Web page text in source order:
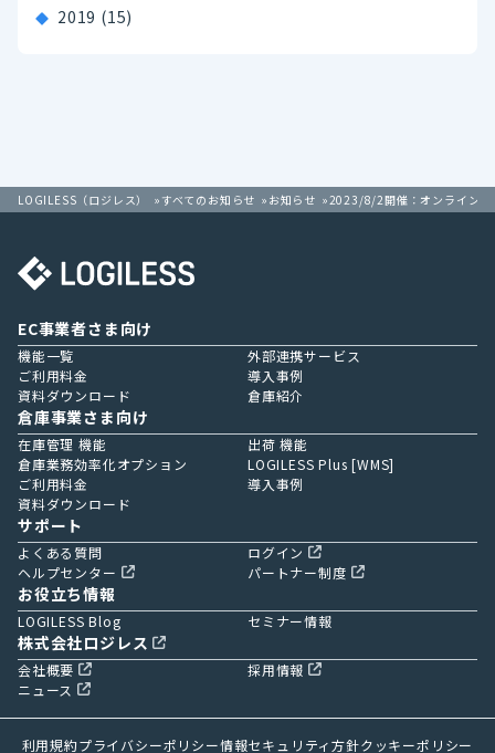
2019 (15)
LOGILESS（ロジレス） すべてのお知らせ お知らせ 2023/8/2開催：オンラインカ
EC事業者さま向け
機能一覧
外部連携サービス
ご利用料金
導入事例
資料ダウンロード
倉庫紹介
倉庫事業さま向け
在庫管理 機能
出荷 機能
倉庫業務効率化オプション
LOGILESS Plus [WMS]
ご利用料金
導入事例
資料ダウンロード
サポート
よくある質問
ログイン
ヘルプセンター
パートナー制度
お役立ち情報
LOGILESS Blog セミナー情報
株式会社ロジレス
会社概要
採用情報
ニュース
利用規約プライバシーポリシー情報セキュリティ方針クッキーポリシー